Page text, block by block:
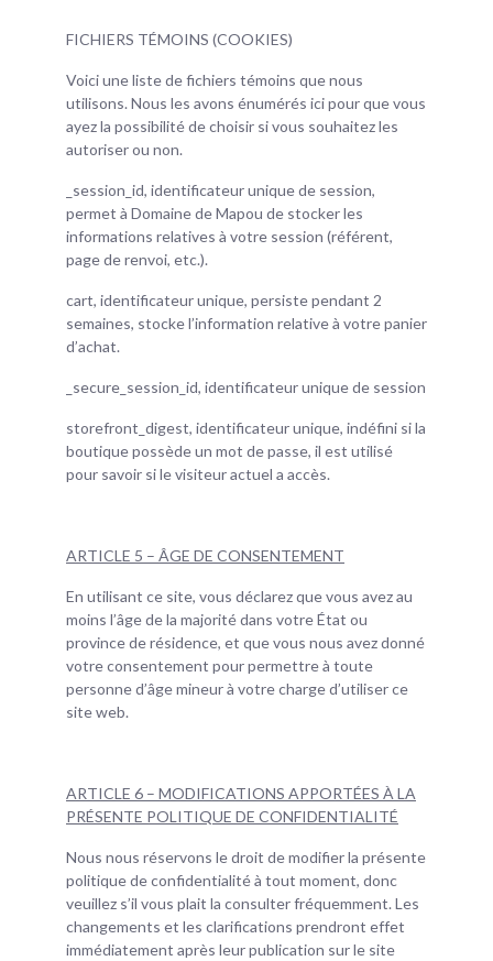
FICHIERS TÉMOINS (COOKIES)
Voici une liste de fichiers témoins que nous
utilisons. Nous les avons énumérés ici pour que vous
ayez la possibilité de choisir si vous souhaitez les
autoriser ou non.
_session_id, identificateur unique de session,
permet à Domaine de Mapou de stocker les
informations relatives à votre session (référent,
page de renvoi, etc.).
cart, identificateur unique, persiste pendant 2
semaines, stocke l’information relative à votre panier
d’achat.
_secure_session_id, identificateur unique de session
storefront_digest, identificateur unique, indéfini si la
boutique possède un mot de passe, il est utilisé
pour savoir si le visiteur actuel a accès.
ARTICLE 5 – ÂGE DE CONSENTEMENT
En utilisant ce site, vous déclarez que vous avez au
moins l’âge de la majorité dans votre État ou
province de résidence, et que vous nous avez donné
votre consentement pour permettre à toute
personne d’âge mineur à votre charge d’utiliser ce
site web.
ARTICLE 6 – MODIFICATIONS APPORTÉES À LA
PRÉSENTE POLITIQUE DE CONFIDENTIALITÉ
Nous nous réservons le droit de modifier la présente
politique de confidentialité à tout moment, donc
veuillez s’il vous plait la consulter fréquemment. Les
changements et les clarifications prendront effet
immédiatement après leur publication sur le site